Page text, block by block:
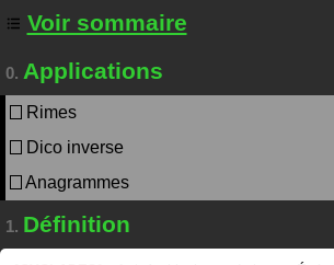
Voir sommaire
0. Applications
Rimes
Dico inverse
Anagrammes
1. Définition